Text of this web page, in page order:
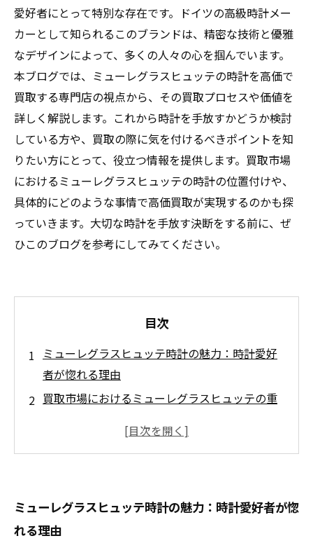
愛好者にとって特別な存在です。ドイツの高級時計メー
カーとして知られるこのブランドは、精密な技術と優雅
なデザインによって、多くの人々の心を掴んでいます。
本ブログでは、ミューレグラスヒュッテの時計を高価で
買取する専門店の視点から、その買取プロセスや価値を
詳しく解説します。これから時計を手放すかどうか検討
している方や、買取の際に気を付けるべきポイントを知
りたい方にとって、役立つ情報を提供します。買取市場
におけるミューレグラスヒュッテの時計の位置付けや、
具体的にどのような事情で高価買取が実現するのかも探
っていきます。大切な時計を手放す決断をする前に、ぜ
ひこのブログを参考にしてみてください。
目次
ミューレグラスヒュッテ時計の魅力：時計愛好
者が惚れる理由
買取市場におけるミューレグラスヒュッテの重
高価買取を実現するための秘訣と注意点
あなたの時計、どれくらいの価値があるのか？
時計を手放す前に知っておきたい情報
ミューレグラスヒュッテ時計の魅力：時計愛好者が惚
れる理由